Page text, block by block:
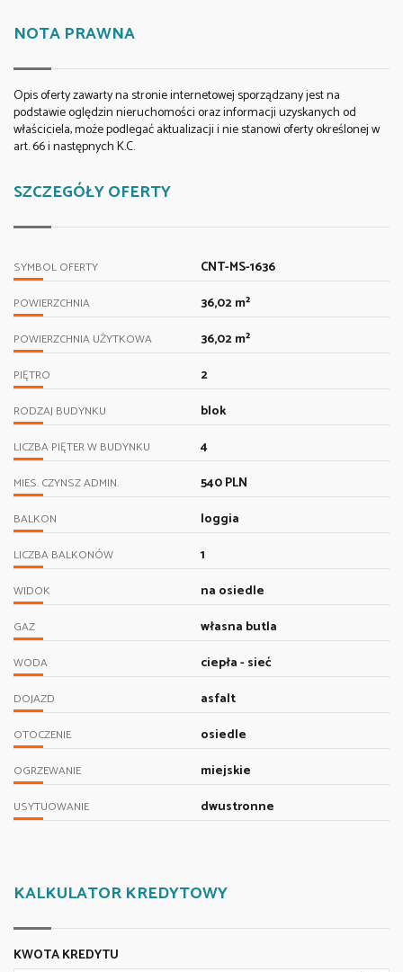
NOTA PRAWNA
Opis oferty zawarty na stronie internetowej sporządzany jest na
podstawie oględzin nieruchomości oraz informacji uzyskanych od
właściciela, może podlegać aktualizacji i nie stanowi oferty określonej w
art. 66 i następnych K.C.
SZCZEGÓŁY OFERTY
SYMBOL OFERTY CNT-MS-1636
POWIERZCHNIA 36,02 m²
POWIERZCHNIA UŻYTKOWA 36,02 m²
PIĘTRO 2
RODZAJ BUDYNKU blok
LICZBA PIĘTER W BUDYNKU 4
MIES. CZYNSZ ADMIN. 540 PLN
BALKON loggia
LICZBA BALKONÓW 1
WIDOK na osiedle
GAZ własna butla
WODA ciepła - sieć
DOJAZD asfalt
OTOCZENIE osiedle
OGRZEWANIE miejskie
USYTUOWANIE dwustronne
KALKULATOR KREDYTOWY
KWOTA KREDYTU